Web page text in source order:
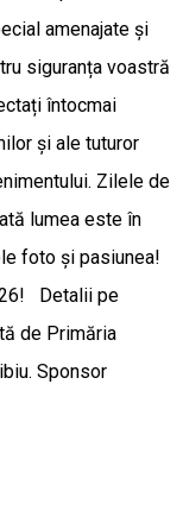
amenajate și
siguranța voastră
întocmai
și ale tuturor
Zilele de
lumea este în
foto și pasiunea!
Detalii pe
de Primăria
Sponsor